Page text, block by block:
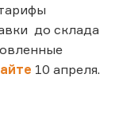
до склада
10 апреля.